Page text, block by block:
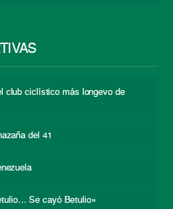
club ciclístico más longevo de
del 41
Se cayó Betulio»